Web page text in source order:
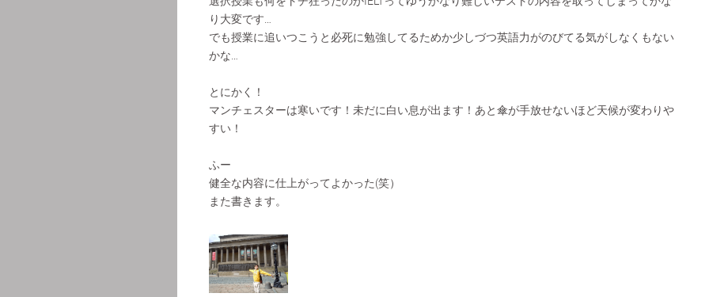
り大変です…
でも授業に追いつこうと必死に勉強してるためか少しづつ英語力がのびてる気がしなくもない
かな…
とにかく！
マンチェスターは寒いです！未だに白い息が出ます！あと傘が手放せないほど天候が変わりや
すい！
ふー
健全な内容に仕上がってよかった(笑）
また書きます。